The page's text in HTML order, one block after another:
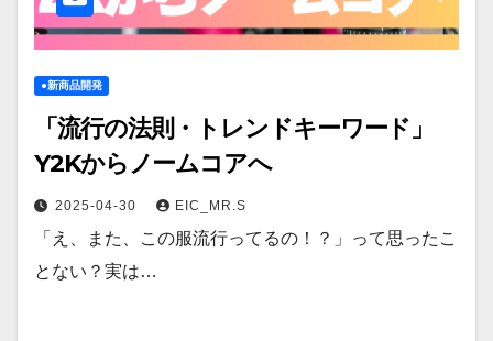
●新商品開発
「流行の法則・トレンドキーワード」
Y2Kからノームコアへ
2025-04-30 EIC_MR.S
「え、また、この服流行ってるの！？」って思ったこ
とない？実は…